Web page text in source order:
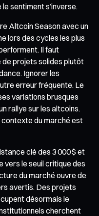
sentiment s’inverse.
Altcoin Season avec un
lors des cycles les plus
Il faut
de projets solides plutôt
Ignorer les
erreur fréquente. Le
variations brusques
rallye sur les altcoins.
contexte du marché est
clé des 3 000 $ et
vers le seuil critique des
du marché ouvre de
avertis. Des projets
désormais le
cherchent